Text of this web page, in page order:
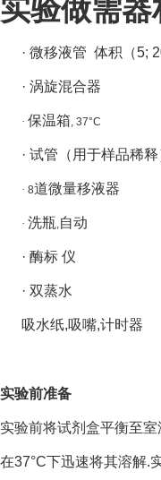
实验做需
· 微移液管 体积（5;
· 涡旋混合器
· 保温箱, 37°C
· 试管（用于样品稀释
· 8道微量移液器
· 洗瓶,自动
· 酶标 仪
· 双蒸水
吸水纸,吸嘴,计时器
实验前准备
实验前将试剂盒平衡至
在37°C下迅速将其溶解.